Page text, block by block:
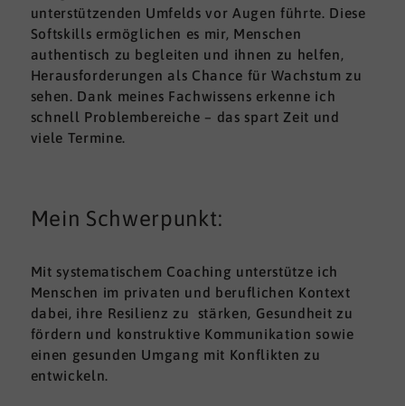
unterstützenden Umfelds vor Augen führte. Diese
Softskills ermöglichen es mir, Menschen
authentisch zu begleiten und ihnen zu helfen,
Herausforderungen als Chance für Wachstum zu
sehen. Dank meines Fachwissens erkenne ich
schnell Problembereiche – das spart Zeit und
viele Termine.
Mein Schwerpunkt:
Mit systematischem Coaching unterstütze ich
Menschen im privaten und beruflichen Kontext
dabei, ihre Resilienz zu stärken, Gesundheit zu
fördern und konstruktive Kommunikation sowie
einen gesunden Umgang mit Konflikten zu
entwickeln.